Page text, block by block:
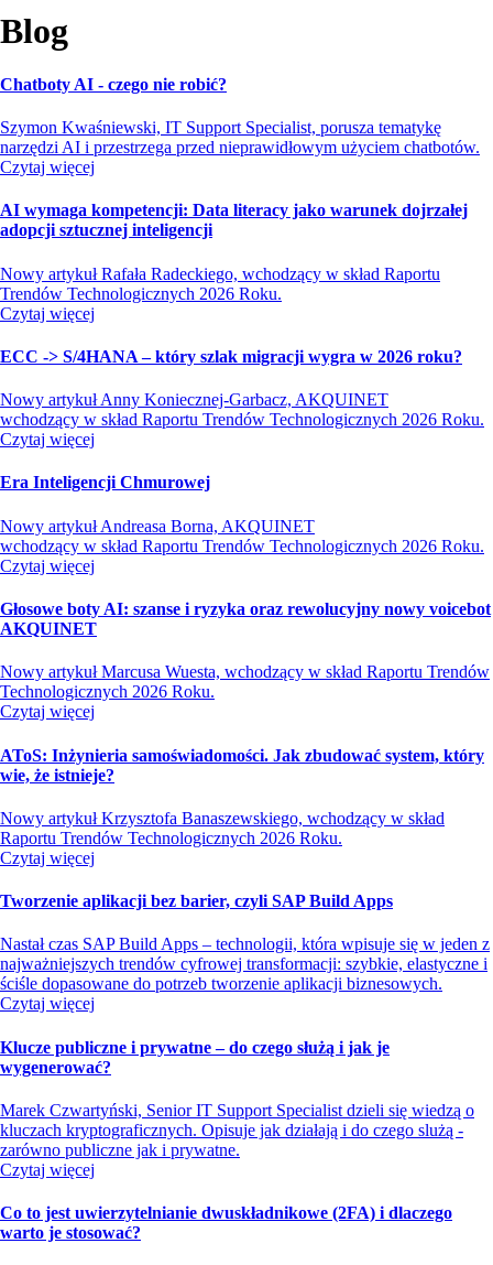
Blog
Chatboty AI - czego nie robić?
Szymon Kwaśniewski, IT Support Specialist, porusza tematykę
narzędzi AI i przestrzega przed nieprawidłowym użyciem chatbotów.
Czytaj więcej
AI wymaga kompetencji: Data literacy jako warunek dojrzałej
adopcji sztucznej inteligencji
Nowy artykuł Rafała Radeckiego, wchodzący w skład Raportu
Trendów Technologicznych 2026 Roku.
Czytaj więcej
ECC -> S/4HANA – który szlak migracji wygra w 2026 roku?
Nowy artykuł Anny Koniecznej-Garbacz, AKQUINET
wchodzący w skład Raportu Trendów Technologicznych 2026 Roku.
Czytaj więcej
Era Inteligencji Chmurowej
Nowy artykuł Andreasa Borna, AKQUINET
wchodzący w skład Raportu Trendów Technologicznych 2026 Roku.
Czytaj więcej
Głosowe boty AI: szanse i ryzyka oraz rewolucyjny nowy voicebot
AKQUINET
Nowy artykuł Marcusa Wuesta, wchodzący w skład Raportu Trendów
Technologicznych 2026 Roku.
Czytaj więcej
AToS: Inżynieria samoświadomości. Jak zbudować system, który
wie, że istnieje?
Nowy artykuł Krzysztofa Banaszewskiego, wchodzący w skład
Raportu Trendów Technologicznych 2026 Roku.
Czytaj więcej
Tworzenie aplikacji bez barier, czyli SAP Build Apps
Nastał czas SAP Build Apps – technologii, która wpisuje się w jeden z
najważniejszych trendów cyfrowej transformacji: szybkie, elastyczne i
ściśle dopasowane do potrzeb tworzenie aplikacji biznesowych.
Czytaj więcej
Klucze publiczne i prywatne – do czego służą i jak je
wygenerować?
Marek Czwartyński, Senior IT Support Specialist dzieli się wiedzą o
kluczach kryptograficznych. Opisuje jak działają i do czego slużą -
zarówno publiczne jak i prywatne.
Czytaj więcej
Co to jest uwierzytelnianie dwuskładnikowe (2FA) i dlaczego
warto je stosować?